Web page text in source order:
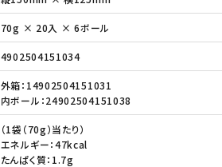
70g × 20入 × 6ボール
4902504151034
外箱：14902504151031
内ボール：24902504151038
（1袋（70g）当たり）
エネルギー：47kcal
たんぱく質：1.7g